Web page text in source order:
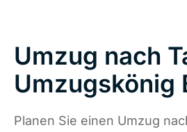
Umzug nach
Umzugskönig
Planen Sie einen Umzug